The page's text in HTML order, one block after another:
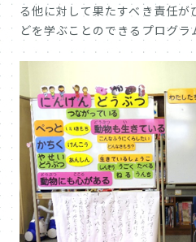
る他に対して果たすべき責任
どを学ぶことのできるプログラ